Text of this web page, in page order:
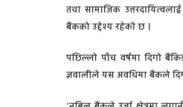
तथा सामाजिक
बैंकको उद्देश्य रहेको छ ।
पछिल्लो पाँच वर्षमा दिगो
ज्ञवालीले यस अवधिमा बैंकले